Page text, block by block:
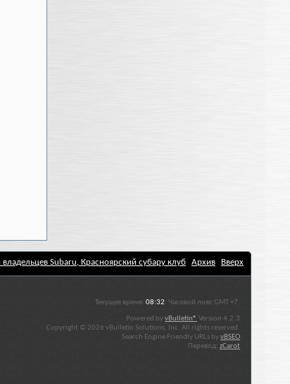
Subaru, Красноярский субару клуб Архив Вверх
Текущее время: 08:32. Часовой пояс GMT +7.
Powered byvBulletin® Version 4.2.3
Copyright © 2026 vBulletin Solutions, Inc. All rights reserved.
Search Engine Friendly URLs byvBSEO
Перевод: zCarot